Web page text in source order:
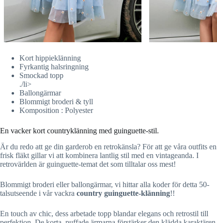
Kort hippieklänning
Fyrkantig halsringning
Smockad topp
./li>
Ballongärmar
Blommigt broderi & tyll
Komposition : Polyester
En vacker kort countryklänning med guinguette-stil.
Är du redo att ge din garderob en retrokänsla? För att ge våra outfits en
frisk fläkt gillar vi att kombinera lantlig stil med en vintageanda. I
retrovärlden är guinguette-temat det som tilltalar oss mest!
Blommigt broderi eller ballongärmar, vi hittar alla koder för detta 50-
talsutseende i vår vackra country guinguette-klänning!!
En touch av chic, dess arbetade topp blandar elegans och retrostil till